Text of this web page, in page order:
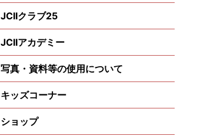
JCIIクラブ25
JCIIアカデミー
写真・資料等の使用について
キッズコーナー
ショップ